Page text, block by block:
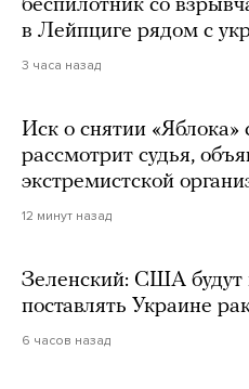
беспилотник со
в Лейпциге рядом с
3 часа назад
Иск о снятии «Яблока»
рассмотрит судья,
экстремистской
12 минут назад
Зеленский: США
поставлять Украине
6 часов назад